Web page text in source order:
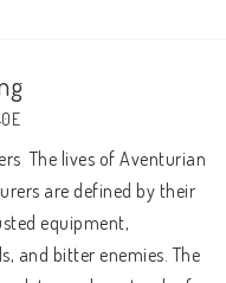
The lives of Aventurian
are defined by their
equipment,
and bitter enemies. The